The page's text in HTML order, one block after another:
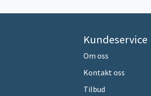
Kundeservice
Om oss
Kontakt oss
Tilbud